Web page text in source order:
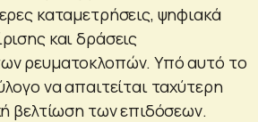
καταμετρήσεις, ψηφιακά
και δράσεις
ρευματοκλοπών. Υπό αυτό το
να απαιτείται ταχύτερη
βελτίωση των επιδόσεων.